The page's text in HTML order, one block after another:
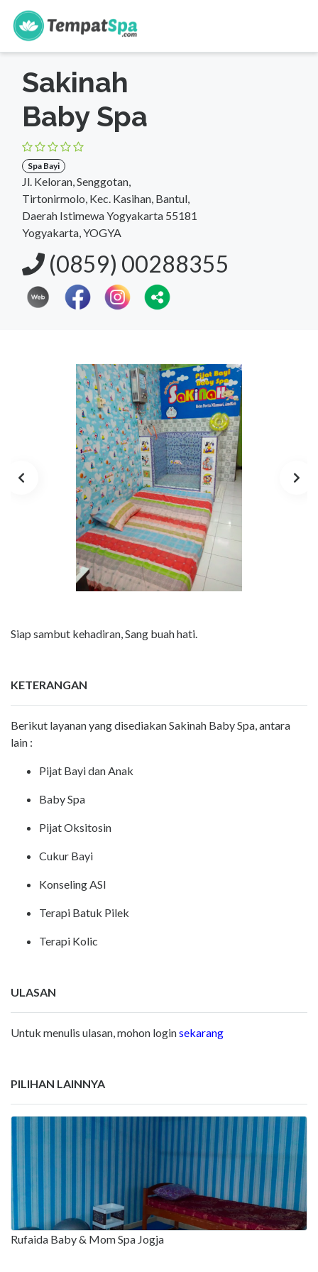
s
Sakinah
Baby Spa
Spa Bayi
Jl. Keloran, Senggotan,
Tirtonirmolo, Kec. Kasihan, Bantul,
Daerah Istimewa Yogyakarta 55181
Yogyakarta, YOGYA
(0859) 00288355
Siap sambut kehadiran, Sang buah hati.
KETERANGAN
Berikut layanan yang disediakan Sakinah Baby Spa, antara
lain :
Pijat Bayi dan Anak
Baby Spa
Pijat Oksitosin
Cukur Bayi
Konseling ASI
Terapi Batuk Pilek
Terapi Kolic
ULASAN
Untuk menulis ulasan, mohon loginsekarang
PILIHAN LAINNYA
Rufaida Baby & Mom Spa Jogja